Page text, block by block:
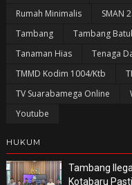
Rumah Minimalis
SMAN
Tambang
Tambang
Tanaman Hias
Tenaga
TMMD Kodim 1004/Ktb
TV Suarabamega Online
Youtube
HUKUM
Tambang
Kotabaru